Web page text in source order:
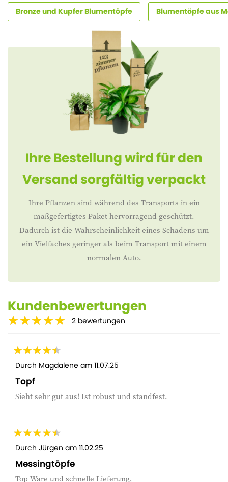
Bronze und Kupfer Blumentöpfe Blumentöpfe aus
Ihre Bestellung wird für den
Versand sorgfältig verpackt
Ihre Pflanzen sind während des Transports in ein
maßgefertigtes Paket hervorragend geschützt.
Dadurch ist die Wahrscheinlichkeit eines Schadens um
ein Vielfaches geringer als beim Transport mit einem
normalen Auto.
Kundenbewertungen
2 bewertungen
Durch Magdalene am 11.07.25
Topf
Sieht sehr gut aus! Ist robust und standfest.
Durch Jürgen am 11.02.25
Messingtöpfe
Top Ware und schnelle Lieferung,